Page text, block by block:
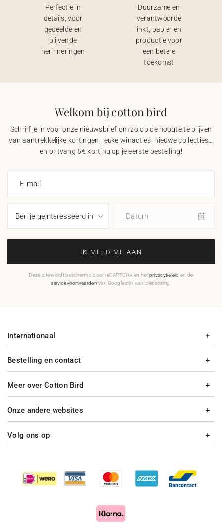
Perfectie in
details, voor
gedeelde en
blijvende
herinneringen
Duurzame en
verantwoorde
inkt, papier en
productie voor
een betere
toekomst
Welkom bij cotton bird
Schrijf je in voor onze nieuwsbrief om zo op de hoogte te blijven
van aantrekkelijke kortingen, leuke winacties, nieuwe collecties…
en ontvang 5€ korting op je eerste bestelling!
E-mail
Datum
IK MELD ME AAN
Deze site wordt beschermd door reCAPTCHA en het privacybeleid en de
servicevoorwaarden van Google zijn van toepassing.
Bestelling en contact
Meer over Cotton Bird
Internationaal
Onze andere websites
Volg ons op